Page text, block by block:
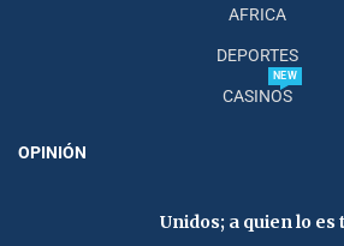
AFRICA
DEPORTES
CASINOS
NEW
OPINIÓN
Unidos; a quien lo es